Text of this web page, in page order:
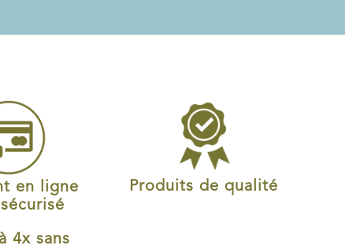
en ligne
4x sans
Produits de qualité